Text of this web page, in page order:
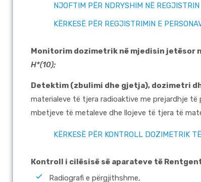
NJOFTIM PËR NDRYSHIM NË
KËRKESË PËR REGJISTRIMIN E
Monitorim dozimetrik në mjedisin jetësor
H*(10);
Detektim (zbulimi dhe gjetja), dozimetri
materialeve të tjera radioaktive me prejardhje
mbetjeve të metaleve dhe llojeve të tjera të
KËRKESË PËR KONTROLL DOZIMETRIK
Коntroll i cilësisë së aparateve të
Radiografi e përgjithshme,